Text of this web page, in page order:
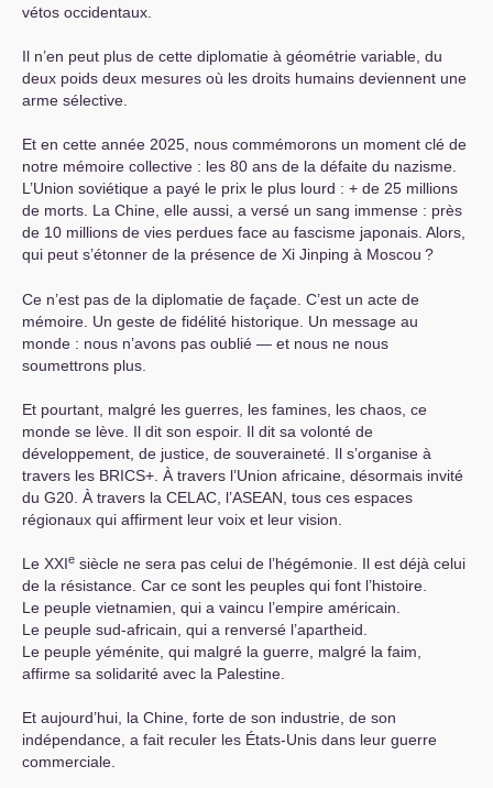
vétos occidentaux.
Il n’en peut plus de cette diplomatie à géométrie variable, du
deux poids deux mesures où les droits humains deviennent une
arme sélective.
Et en cette année 2025, nous commémorons un moment clé de
notre mémoire collective : les 80 ans de la défaite du nazisme.
L’Union soviétique a payé le prix le plus lourd : + de 25 millions
de morts. La Chine, elle aussi, a versé un sang immense : près
de 10 millions de vies perdues face au fascisme japonais. Alors,
qui peut s’étonner de la présence de Xi Jinping à Moscou ?
Ce n’est pas de la diplomatie de façade. C’est un acte de
mémoire. Un geste de fidélité historique. Un message au
monde : nous n’avons pas oublié — et nous ne nous
soumettrons plus.
Et pourtant, malgré les guerres, les famines, les chaos, ce
monde se lève. Il dit son espoir. Il dit sa volonté de
développement, de justice, de souveraineté. Il s’organise à
travers les BRICS+. À travers l’Union africaine, désormais invité
du G20. À travers la CELAC , l’ASEAN , tous ces espaces
régionaux qui affirment leur voix et leur vision.
Le XXIe siècle ne sera pas celui de l’hégémonie. Il est déjà celui
de la résistance. Car ce sont les peuples qui font l’histoire.
Le peuple vietnamien, qui a vaincu l’empire américain.
Le peuple sud-africain, qui a renversé l’apartheid.
Le peuple yéménite, qui malgré la guerre, malgré la faim,
affirme sa solidarité avec la Palestine.
Et aujourd’hui, la Chine, forte de son industrie, de son
indépendance, a fait reculer les États-Unis dans leur guerre
commerciale.